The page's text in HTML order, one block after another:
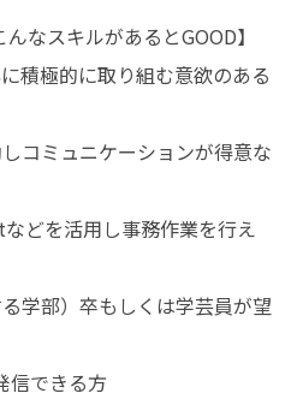
なスキルがあるとGOOD】
積極的に取り組む意欲のある
コミュニケーションが得意な
どを活用し事務作業を行え
学部）卒もしくは学芸員が望
信できる方